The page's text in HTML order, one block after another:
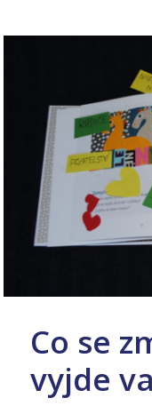
Co se
vyjde